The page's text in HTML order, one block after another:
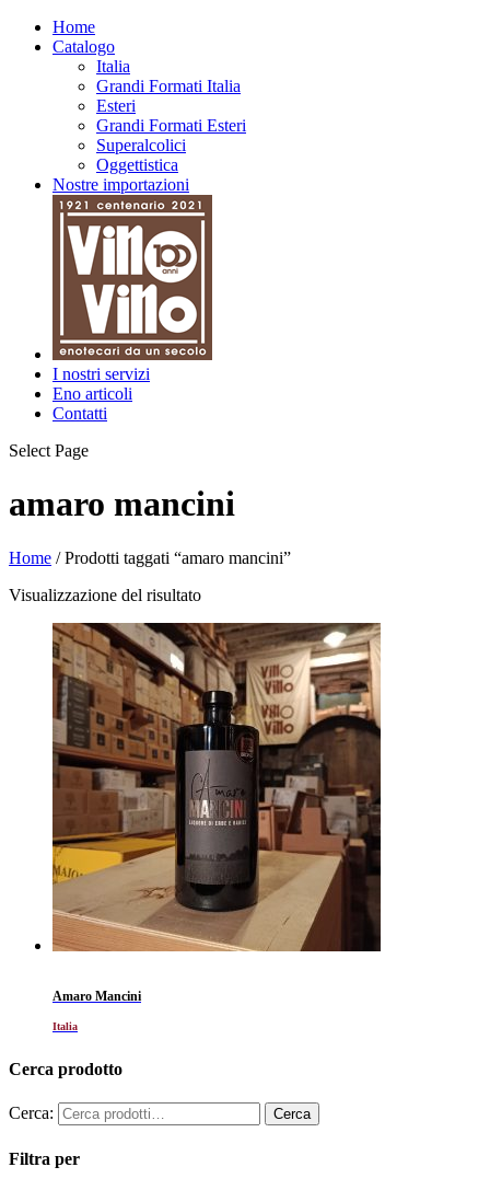
Home
Catalogo
Italia
Grandi Formati Italia
Esteri
Grandi Formati Esteri
Superalcolici
Oggettistica
Nostre importazioni
I nostri servizi
Eno articoli
Contatti
Select Page
amaro mancini
Home / Prodotti taggati “amaro mancini”
Visualizzazione del risultato
Amaro Mancini
Italia
Cerca prodotto
Cerca:
Filtra per